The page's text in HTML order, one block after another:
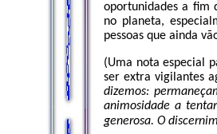
oportunidades a fim
no planeta,
pessoas que ainda
(Uma nota especial
ser extra vigilantes
dizemos:
animosidade a
generosa. O